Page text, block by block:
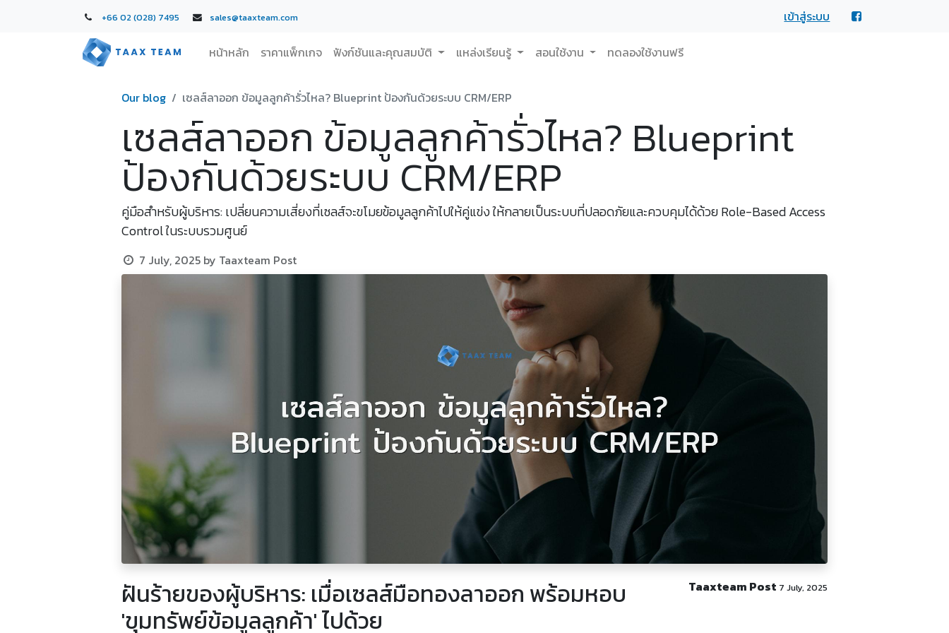
+66 02 (028) 7495 sales@taaxteam.com เข้าสู่ระบบ
หน้าหลัก ราคาแพ็กเกจ ฟังก์ชันและคุณสมบัติ แหล่งเรียนรู้ สอนใช้งาน ทดลองใช้งานฟรี
Our blog เซลส์ลาออก ข้อมูลลูกค้ารั่วไหล? Blueprint ป้องกันด้วยระบบ CRM/ERP
เซลส์ลาออก ข้อมูลลูกค้ารั่วไหล? Blueprint
ป้องกันด้วยระบบ CRM/ERP
คู่มือสำหรับผู้บริหาร: เปลี่ยนความเสี่ยงที่เซลส์จะขโมยข้อมูลลูกค้าไปให้คู่แข่ง ให้กลายเป็นระบบที่ปลอดภัยและควบคุมได้ด้วย Role-Based Access
Control ในระบบรวมศูนย์
7 July, 2025 by Taaxteam Post
ฝันร้ายของผู้บริหาร: เมื่อเซลส์มือทองลาออก พร้อมหอบ
'ขุมทรัพย์ข้อมูลลูกค้า' ไปด้วย
Taaxteam Post 7 July, 2025